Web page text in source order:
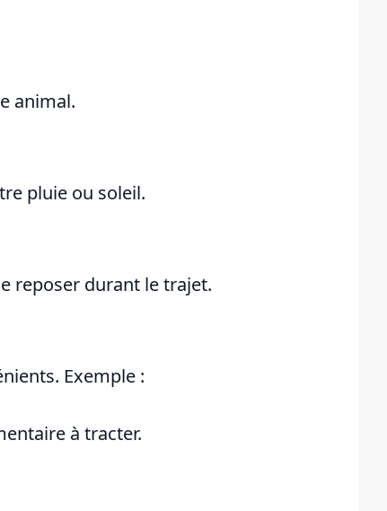
animal.
pluie ou soleil.
reposer durant le trajet.
Exemple :
à tracter.